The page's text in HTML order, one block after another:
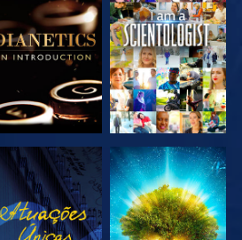
EXPLORAR A
SÉRIE
VER
VER
EXPLORAR A
SÉRIE